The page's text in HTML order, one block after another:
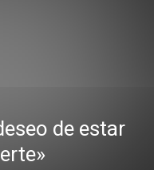
de estar